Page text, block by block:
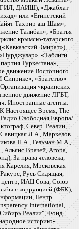
ИГИЛ, ДАИШ), «Джабхат
или «Египетский
Тахрир-аш-Шам»,
Талибан», «Братья-
крымско-татарского
Эмират»),
«Таблиги
Туркестана»,
движение Восточного
«Братство»
украинских
движение ЛГБТ,
Иностранные агенты:
Настоящее Время, The
Свободная Европа/
Север. Реалии,
Л.А., Маркелов
Н.А., Гельман М.А.,
Врачей, Агора,
За права человека,
Карелия, Московская
Русь Сидящая,
центр, ИАЦ Сова, Союз
с коррупцией (ФБК),
Центр
International,
Фонд
историко-